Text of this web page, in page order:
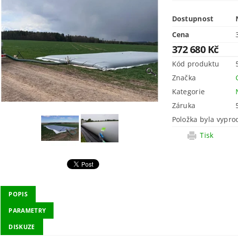
Dostupnost
Cena
372 680 Kč
Kód produktu
Značka
Kategorie
Záruka
Položka byla
Tisk
POPIS
PARAMETRY
DISKUZE